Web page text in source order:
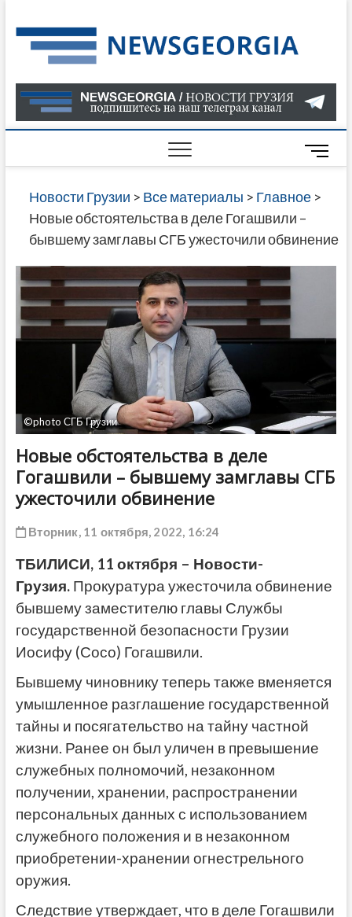
to
content
О
В
ГРУЗИИ
САЙТЕ
M
e
n
B
n
Новости Грузии > Все материалы > Главное>
Новые обстоятельства в деле Гогашвили –
бывшему замглавы СГБ ужесточили обвинение
©photo СГБ Грузии
Новые обстоятельства в деле
Гогашвили – бывшему замглавы СГБ
ужесточили обвинение
Вторник, 11 октября, 2022, 16:24
ТБИЛИСИ, 11 октября – Новости-
Грузия. Прокуратура ужесточила обвинение
бывшему заместителю главы Службы
государственной безопасности Грузии
Иосифу (Сосо) Гогашвили.
Бывшему чиновнику теперь также вменяется
умышленное разглашение государственной
тайны и посягательство на тайну частной
жизни. Ранее он был уличен в превышение
служебных полномочий, незаконном
получении, хранении, распространении
персональных данных с использованием
служебного положения и в незаконном
приобретении-хранении огнестрельного
оружия.
Следствие утверждает, что в деле Гогашвили